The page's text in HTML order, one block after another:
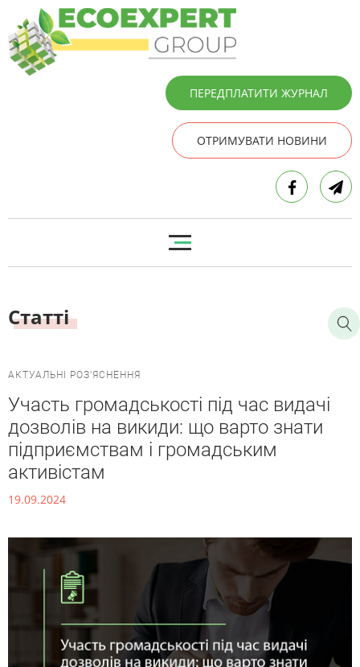
ПЕРЕДПЛАТИТИ ЖУРНАЛ
ОТРИМУВАТИ НОВИНИ
Статті
АКТУАЛЬНІ РОЗ’ЯСНЕННЯ
Участь громадськості під час видачі
дозволів на викиди: що варто знати
підприємствам і громадським
активістам
19.09.2024